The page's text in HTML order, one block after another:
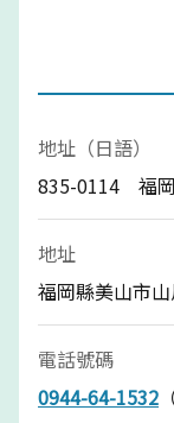
地址（日語）
835-0114 福岡
地址
福岡縣美山市
電話號碼
0944-64-1532